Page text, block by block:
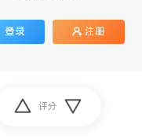
登录 注册
评分